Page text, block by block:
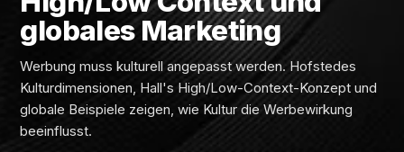
globales Marketing
Werbung muss kulturell angepasst werden. Hofstedes
Kulturdimensionen, Hall's High/Low-Context-Konzept und
globale Beispiele zeigen, wie Kultur die Werbewirkung
beeinflusst.